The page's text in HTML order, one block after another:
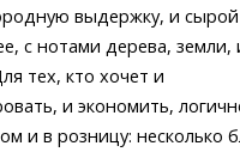
выдержку, и
с нотами дерева, земли,
тех, кто хочет и
и экономить,
и в розницу: несколько